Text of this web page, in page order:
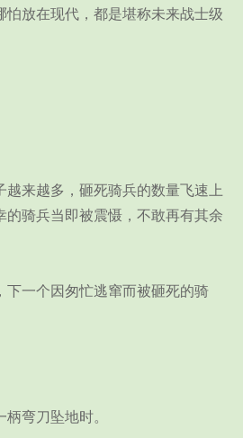
放在现代，都是堪称未来战士级
来越多，砸死骑兵的数量飞速上
的骑兵当即被震慑，不敢再有其余
一个因匆忙逃窜而被砸死的骑
弯刀坠地时。